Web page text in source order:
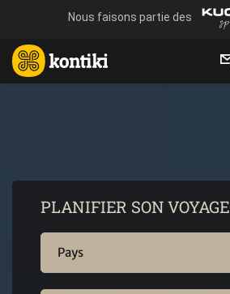
PLANIFIER SON VOYAGE
Pays